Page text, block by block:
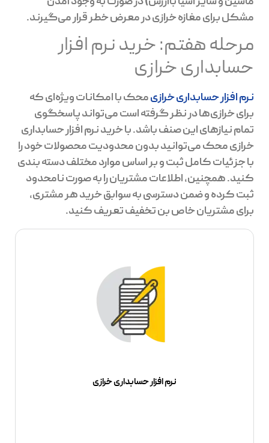
مشکل برای مغازه خرازی در معرض خطر قرار می‌گیرند.
مرحله هفتم: خرید نرم افزار
حسابداری خرازی
نرم افزار حسابداری خرازیمحک با امکانات ویژه‌ای که
برای خرازی‌ها در نظر گرفته است می‌تواند پاسخگوی
تمام نیازهای این صنف باشد. با خرید نرم افزار حسابداری
خرازی محک می‌توانید بدون محدودیت محصولات خود را
با جزئیات کامل ثبت و بر اساس موارد مختلف دسته بندی
کنید. همچنین، اطلاعات مشتریان را به صورت نامحدود
ثبت کرده و ضمن دسترسی به سوابق خرید هر مشتری،
برای مشتریان خاص بن تخفیف تعریف کنید.
نرم افزار حسابداری خرازی